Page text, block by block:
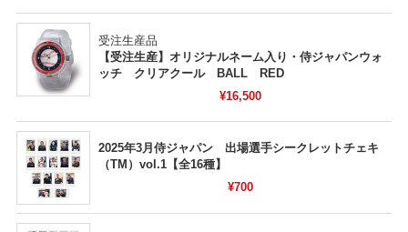
受注生産品
【受注生産】オリジナルネーム入り・侍ジャパンウォ
ッチ クリアクール BALL RED
¥16,500
2025年3月侍ジャパン 出場選手シークレットチェキ
（TM）vol.1【全16種】
¥700